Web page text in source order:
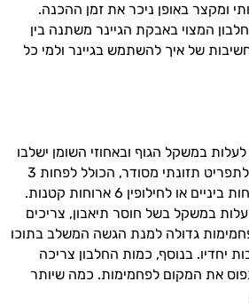
ומקצר באופן ניכר את זמן ההכנה.
המצוי באבקת הגיינר משתנה בין
של איך להשתמש בגיינר ולמי כל
במשקל הגוף ובאחוזי השומן ישלבו
את אבקת הגיינר בנוסף לתפריט תזונתי מסודר, הכולל לפחות 3
ארוחות גדולות ושתי ארוחות ביניים או לחילופין 6 ארוחות קטנות.
במשקל בשל חוסר תיאבון, צריכים
גדולה למנת הגשה המשלב בתוכו
יחדיו. בנוסף, כמות החלבון צריכה
את המקום לפחמימות. כמה שיותר
לך להתאים את תוספי
הבריאות המדויקים למטרות
ולהסביר לך אילו רכיבים
תוצאות גם בחיי היום
מדעית.
איך אוכל לעזור?